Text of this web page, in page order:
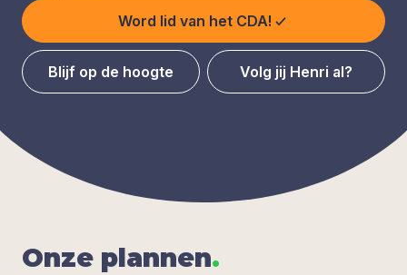
Word lid van het CDA!
Blijf op de hoogte Volg jij Henri al?
Onze plan­nen.